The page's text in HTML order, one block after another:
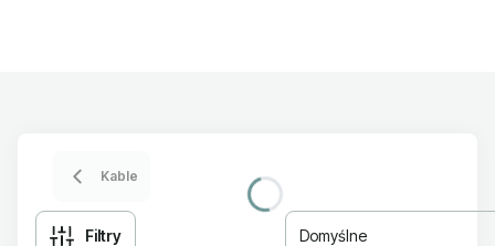
Kable
Filtry Domyślne